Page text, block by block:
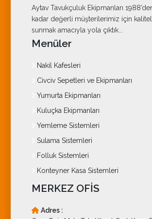
Aytav Tavukçuluk Ekipmanları
kadar değerli müşterilerimiz için
sunmak amacıyla yola çıktık...
Menüler
Nakil Kafesleri
Civciv Sepetleri ve Ekipmanları
Yumurta Ekipmanları
Kuluçka Ekipmanları
Yemleme Sistemleri
Sulama Sistemleri
Folluk Sistemleri
Konteyner Kasa Sistemleri
MERKEZ OFİS
Adres :